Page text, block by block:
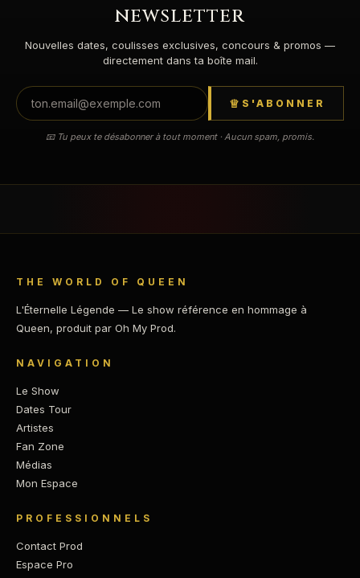
newsletter
Nouvelles dates, coulisses exclusives, concours & promos —
directement dans ta boîte mail.
S'ABONNER
📧 Tu peux te désabonner à tout moment · Aucun spam, promis.
THE WORLD OF QUEEN
L'Éternelle Légende — Le show référence en hommage à
Queen, produit par Oh My Prod.
NAVIGATION
Le Show
Dates Tour
Artistes
Fan Zone
Médias
Mon Espace
PROFESSIONNELS
Contact Prod
Espace Pro